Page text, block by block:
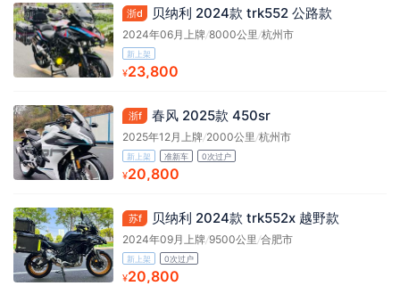
浙d 贝纳利 2024款 trk552 公路款
2024年06月上牌/8000公里/杭州市
新上架
¥23,800
浙f 春风 2025款 450sr
2025年12月上牌/2000公里/杭州市
新上架 准新车 0次过户
¥20,800
苏f 贝纳利 2024款 trk552x 越野款
2024年09月上牌/9500公里 /合肥市
新上架 0次过户
¥20,800